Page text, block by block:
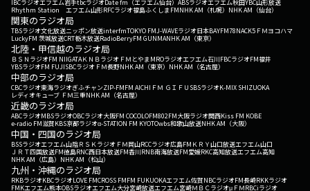
IBCラジオエフエム岩手tbcラジオDate fm（エフエム仙台） ABSラジオエフエム秋田YBC山形放送
Rhythm Station エフエム山形RFCラジオ福島ふくしまFMNHK AM（札幌） NHK AM（仙台）
関東のラジオ局
TBSラジオ文化放送ニッポン放送interfmTOKYO FMJ-WAVEラジオ日本BAYFM78NACK5 ＦＭヨコハマ
LuckyFM 茨城放送CRT栃木放送RadioBerryFM GUNMANHK AM（東京）
北陸・甲信越のラジオ局
ＢＳＮラジオFM NIIGATAＫＮＢラジオ ＦＭとやまMROラジオエフエム石川FBCラジオFM福井
YBSラジオFM FUJISBCラジオ ＦＭ長野NHK AM（東京） NHK AM（名古屋）
中部のラジオ局
CBCラジオ東海ラジオぎふチャンZIP-FMFM AICHI ＦＭ ＧＩＦＵ SBSラジオK-MIX SHIZUOKA
レディオキューブ ＦＭ三重NHK AM（名古屋）
近畿のラジオ局
ABCラジオMBSラジオOBCラジオ大阪FM COCOLOFM802FM大阪ラジオ関西Kiss FM KOBE
e-radio FM滋賀KBS京都ラジオα-STATION FM KYOTOwbs和歌山放送NHK AM（大阪）
中国・四国のラジオ局
BSSラジオエフエム山陰ＲＳＫラジオ ＦＭ岡山RCCラジオ広島FM ＫＲＹ山口放送エフエム山口
ＪＲＴ四国放送FM徳島RNC西日本放送FM香川RNB南海放送FM愛媛RKC高知放送エフエム高知
NHK AM（広島） NHK AM（松山）
九州・沖縄のラジオ局
RKBラジオKBCラジオLOVE FMCROSS FMFM FUKUOKAエフエム佐賀NBCラジオFM長崎RKKラジオ
FMKエフエム熊本OBSラジオエフエム大分宮崎放送エフエム宮崎ＭＢＣラジオμＦＭRBCiラジオ